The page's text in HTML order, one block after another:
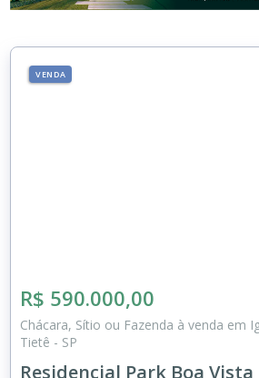
VENDA
R$ 590.000,00
Chácara, Sítio ou Fazenda à venda em
Tietê - SP
Residencial Park Boa Vista